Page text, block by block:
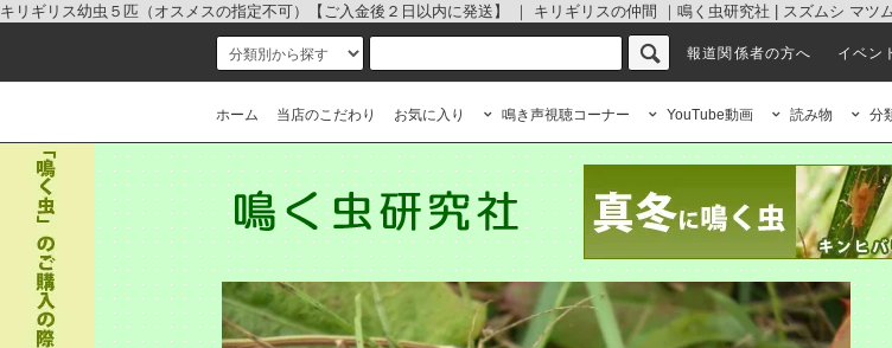
キリギリス幼虫５匹（オスメスの指定不可）【ご入金後２日以内に発送】 ｜ キリギリスの仲間 ｜鳴く虫研究社 | スズムシ マツ
報道関係者の方へ イベン
ホーム 当店のこだわり お気に入り 鳴き声視聴コーナー YouTube動画 読み物 分